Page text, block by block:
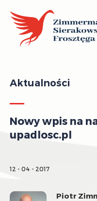
Aktualności
Nowy wpis na
upadlosc.pl
12 - 04 - 2017
Piotr